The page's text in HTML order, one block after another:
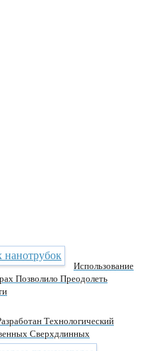
Использование
Позволило Преодолеть
Технологический
Сверхдлинных